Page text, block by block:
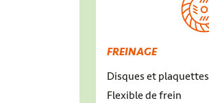
FREINAGE
Disques et plaquettes
Flexible de frein